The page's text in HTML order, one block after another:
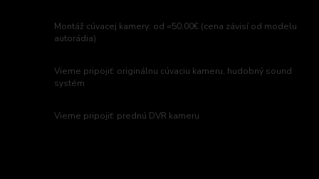
Montáž cúvacej kamery: od =50,00€ (cena závisí od modelu
autorádia)
Vieme pripojiť: originálnu cúvaciu kameru, hudobný sound
systém
Vieme pripojiť: prednú DVR kameru